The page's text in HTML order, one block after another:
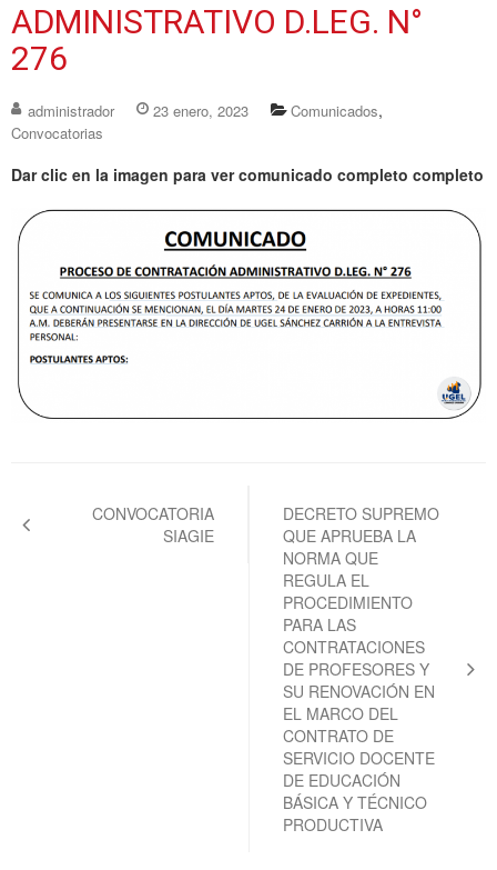
ADMINISTRATIVO D.LEG. N°
276
administrador 23 enero, 2023 Comunicados,
Convocatorias
Dar clic en la imagen para ver comunicado completo completo
de
CONVOCATORIA
SIAGIE
DECRETO SUPREMO
QUE APRUEBA LA
NORMA QUE
REGULA EL
PROCEDIMIENTO
PARA LAS
CONTRATACIONES
DE PROFESORES Y
SU RENOVACIÓN EN
EL MARCO DEL
CONTRATO DE
SERVICIO DOCENTE
DE EDUCACIÓN
BÁSICA Y TÉCNICO
PRODUCTIVA